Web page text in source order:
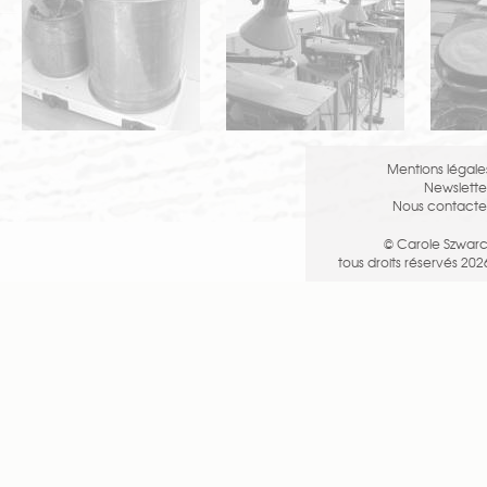
Mentions
Nous
© Carole
tous droits réservés